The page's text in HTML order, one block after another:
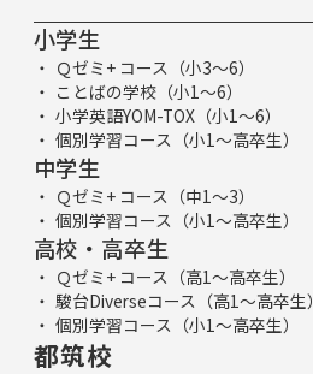
小学生
Ｑゼミ+ コース（小3～6）
ことばの学校（小1～6）
小学英語YOM-TOX（小1～6）
個別学習コース（小1～高卒生）
中学生
Ｑゼミ+ コース（中1～3）
個別学習コース（小1～高卒生）
高校・高卒生
Ｑゼミ+ コース（高1～高卒生）
駿台Diverseコース（高1～高卒生）
個別学習コース（小1～高卒生）
都筑校